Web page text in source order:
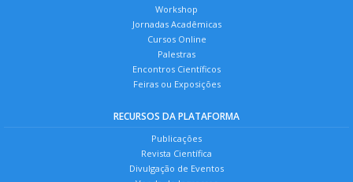
Workshop
Jornadas Acadêmicas
Cursos Online
Palestras
Encontros Científicos
Feiras ou Exposições
RECURSOS DA PLATAFORMA
Publicações
Revista Científica
Divulgação de Eventos